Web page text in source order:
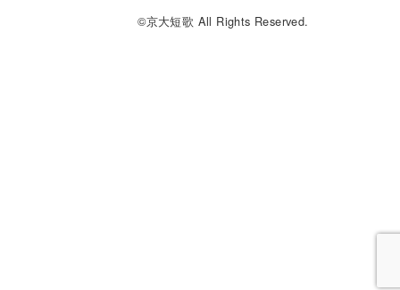
©京大短歌 All Rights Reserved.